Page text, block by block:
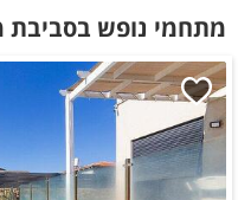
מתחמי נופש בסביבת